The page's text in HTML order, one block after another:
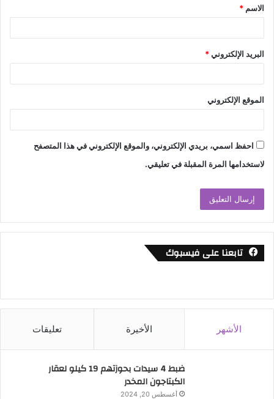
*
الاسم *
البريد الإلكتروني*
الموقع الإلكتروني
احفظ اسمي، بريدي الإلكتروني، والموقع الإلكتروني في هذا المتصفح
لاستخدامها المرة المقبلة في تعليقي.
تابعنا على فيسبوك
الأشهر الأخيرة تعليقات
ضبط 4 سيدات بحوزتهم 19 كيلو لعقار
الكبتاجون المخدر
أغسطس 20, 2024